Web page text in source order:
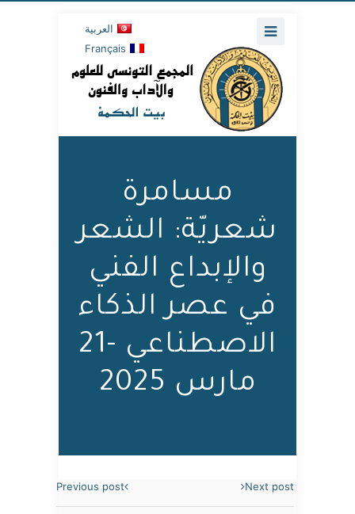
العربية
Français
مسامرة
شعريّة: الشعر
والإبداع الفني
في عصر الذكاء
الاصطناعي -21
مارس 2025
Previous post Next post